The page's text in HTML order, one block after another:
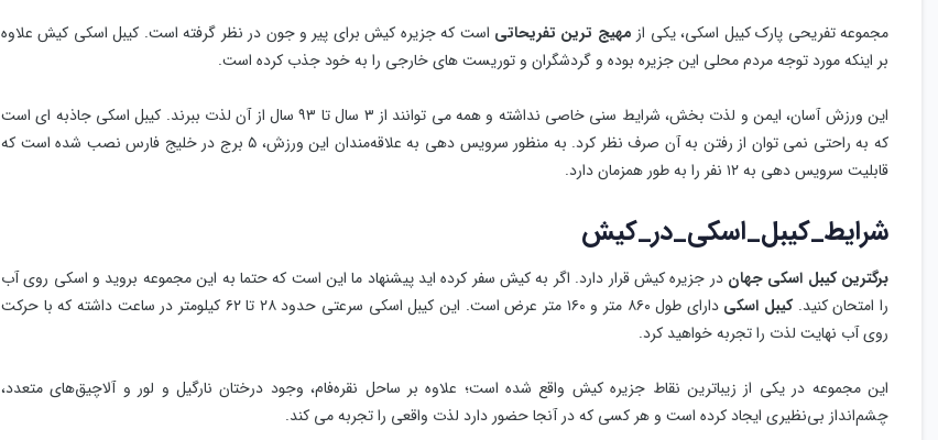
مجموعه تفریحی پارک کیبل اسکی، یکی از مهیج ترین تفریحاتی است که جزیره کیش برای پیر و جون در نظر گرفته است. کیبل اسکی کیش علاوه
بر اینکه مورد توجه مردم محلی این جزیره بوده و گردشگران و توریست های خارجی را به خود جذب کرده است.
این ورزش آسان، ایمن و لذت بخش، شرایط سنی خاصی نداشته و همه می توانند از ۳ سال تا ۹۳ سال از آن لذت ببرند. کیبل اسکی جاذبه ای است
که به راحتی نمی توان از رفتن به آن صرف نظر کرد. به منظور سرویس دهی به علاقه‌مندان این ورزش، ۵ برج در خلیج فارس نصب شده است که
قابلیت سرویس دهی به ۱۲ نفر را به طور همزمان دارد.
شرایط_کیبل_اسکی_در_کیش
برگترین کیبل اسکی جهان در جزیره کیش قرار دارد. اگر به کیش سفر کرده اید پیشنهاد ما این است که حتما به این مجموعه بروید و اسکی روی آب
را امتحان کنید.کیبل اسکی
دارای طول ۸۶۰ متر و ۱۶۰ متر عرض است. این کیبل اسکی سرعتی حدود ۲۸ تا ۶۲ کیلومتر در ساعت داشته که با حرکت
روی آب نهایت لذت را تجربه خواهید کرد.
این مجموعه در یکی از زیباترین نقاط جزیره کیش واقع شده است؛ علاوه بر ساحل نقره‌فام، وجود درختان نارگیل و لور و آلاچیق‌های متعدد،
چشم‌انداز بی‌نظیری ایجاد کرده است و هر کسی که در آنجا حضور دارد لذت واقعی را تجربه می کند.